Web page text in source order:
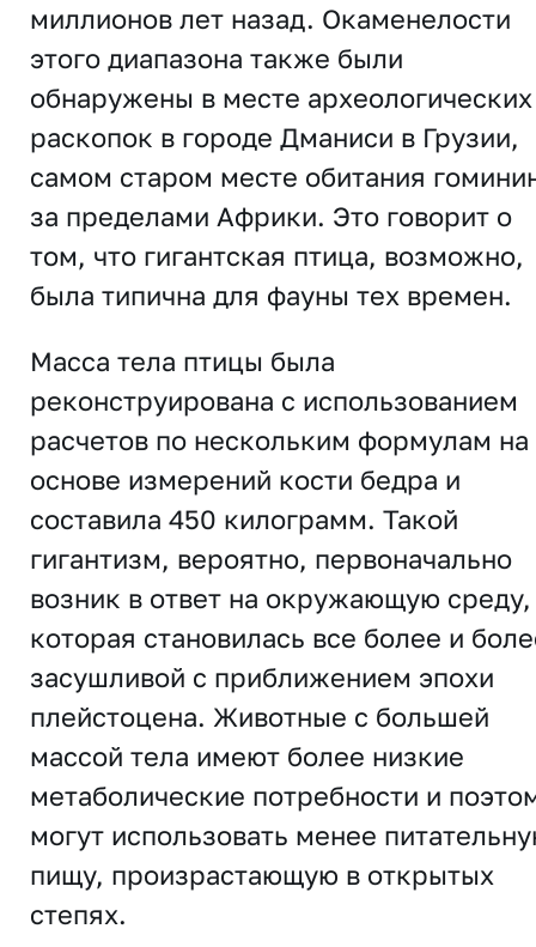
миллионов лет назад. Окаменелости
этого диапазона также были
обнаружены в месте археологических
раскопок в городе Дманиси в Грузии,
самом старом месте обитания
за пределами Африки. Это говорит о
том, что гигантская птица, возможно,
была типична для фауны тех времен.
Масса тела птицы была
реконструирована с использованием
расчетов по нескольким формулам на
основе измерений кости бедра и
составила 450 килограмм. Такой
гигантизм, вероятно, первоначально
возник в ответ на окружающую среду,
которая становилась все более и
засушливой с приближением эпохи
плейстоцена. Животные с большей
массой тела имеют более низкие
метаболические потребности и
могут использовать менее
пищу, произрастающую в открытых
степях.